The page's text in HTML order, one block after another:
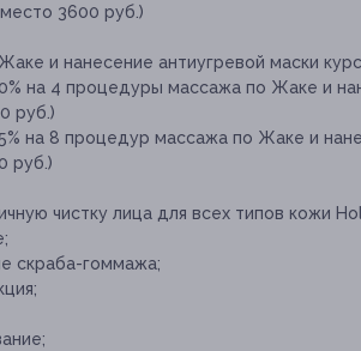
3600 руб.)
и нанесение антиугревой маски
на 4 процедуры массажа по Жаке и
руб.)
на 8 процедур массажа по Жаке и
руб.)
чистку лица для всех типов кожи
скраба-гоммажа;